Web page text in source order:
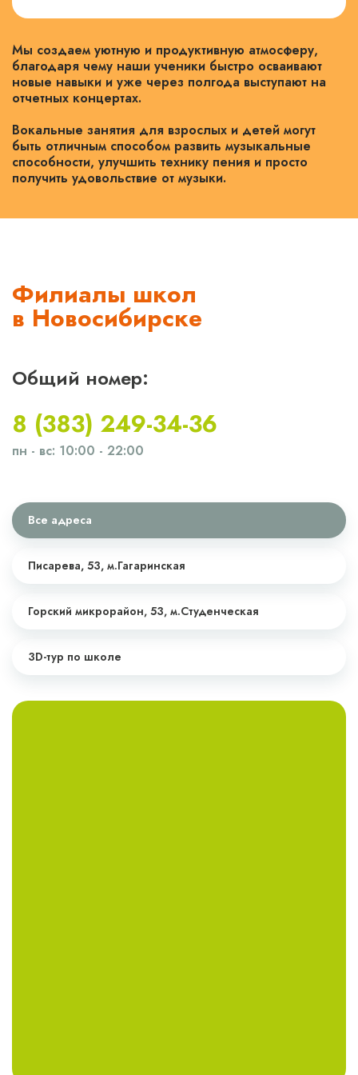
Мы создаем уютную и продуктивную атмосферу,
благодаря чему наши ученики быстро осваивают
новые навыки и уже через полгода выступают на
отчетных концертах.
Вокальные занятия для взрослых и детей могут
быть отличным способом развить музыкальные
способности, улучшить технику пения и просто
получить удовольствие от музыки.
Филиалы школ
в Новосибирске
Общий номер:
8 (383) 249-34-36
пн - вс: 10:00 - 22:00
Все адреса
Писарева, 53, м.Гагаринская
Горский микрорайон, 53, м.Студенческая
3D-тур по школе